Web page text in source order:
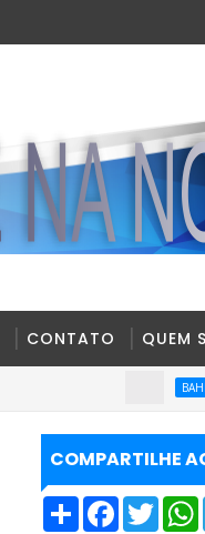
CONTATO QUEM
TSE
COMPARTILHE
S
F
T
w
W